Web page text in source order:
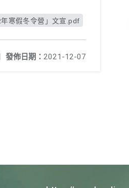
寒假冬令營」文宣.pdf
發佈日期： 2021-12-07